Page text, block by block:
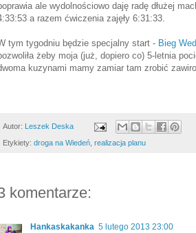
ale wydolnościowo daję radę dłużej
a razem ćwiczenia zajęły 6:31:33.
tym tygodniu będzie specjalny start - Bieg
żeby moja (już, dopiero co) 5-letnia
kuzynami mamy zamiar tam zrobić
Autor: Leszek Deska
Etykiety: droga na Wiedeń, realizacja planu
komentarze:
Hankaskakanka 5 lutego 2013 23:00